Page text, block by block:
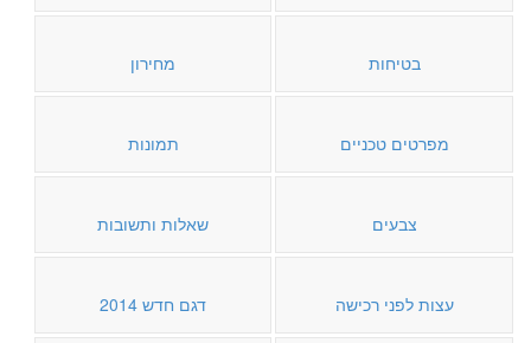
בטיחות מחירון
מפרטים טכניים תמונות
צבעים שאלות ותשובות
עצות לפני רכישה דגם חדש 2014